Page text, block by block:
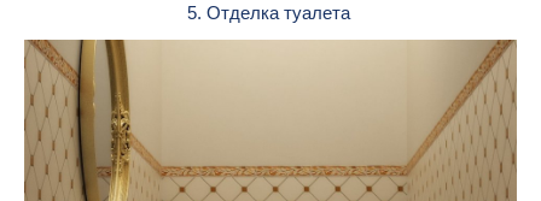
5. Отделка туалета